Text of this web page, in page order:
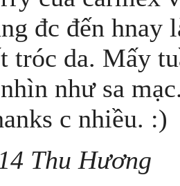
đc đến hnay
tróc da. Mấy
như sa
c nhiều. :)
Thu Hương